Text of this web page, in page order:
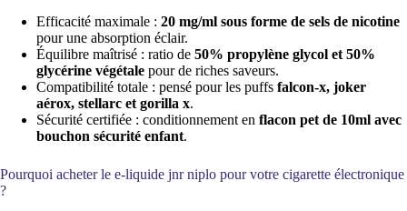
Efficacité maximale : 20 mg/ml sous forme de sels de nicotine
pour une absorption éclair.
Équilibre maîtrisé : ratio de 50% propylène glycol et 50%
glycérine végétale pour de riches saveurs.
Compatibilité totale : pensé pour les puffs falcon-x, joker
aérox, stellarc et gorilla x.
Sécurité certifiée : conditionnement en flacon pet de 10ml avec
bouchon sécurité enfant.
Pourquoi acheter le e-liquide jnr niplo pour votre cigarette électronique
?